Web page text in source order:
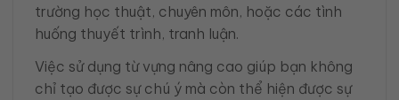
trường học thuật, chuyên môn, hoặc các tình
huống thuyết trình, tranh luận.
Việc sử dụng từ vựng nâng cao giúp bạn không
chỉ tạo được sự chú ý mà còn thể hiện được sự